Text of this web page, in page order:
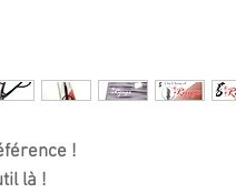
!
là !